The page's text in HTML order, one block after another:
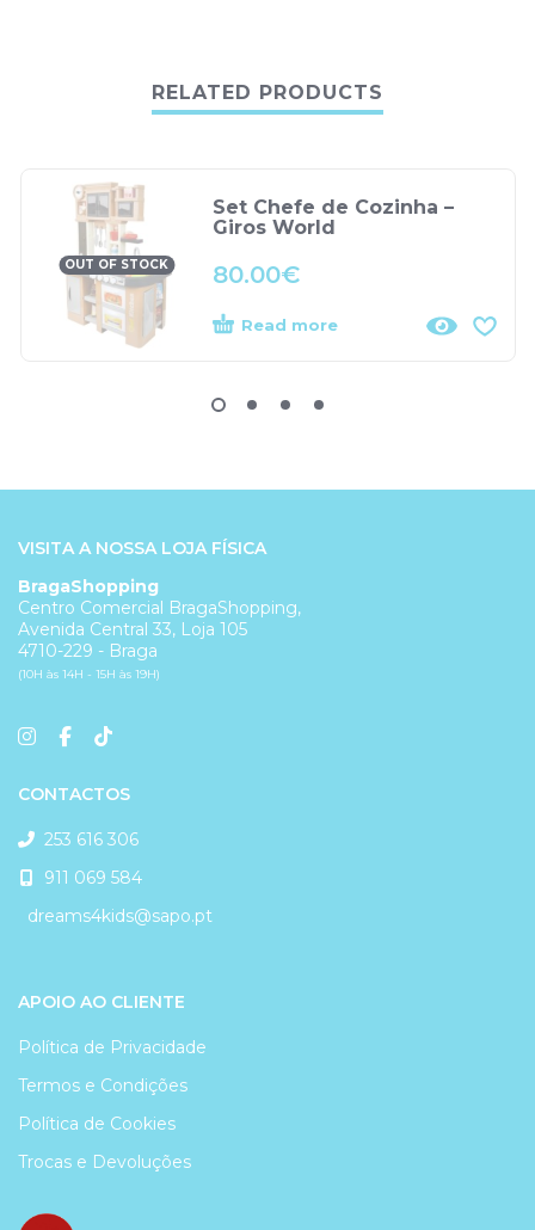
RELATED PRODUCTS
OUT OF STOCK
Set Chefe de Cozinha –
Giros World
80.00€
Read more
VISITA A NOSSA LOJA FÍSICA
BragaShopping
Centro Comercial BragaShopping,
Avenida Central 33, Loja 105
4710-229 - Braga
(10H às 14H - 15H às 19H)
CONTACTOS
253 616 306
911 069 584
dreams4kids@sapo.pt
APOIO AO CLIENTE
Política de Privacidade
Termos e Condições
Política de Cookies
Trocas e Devoluções